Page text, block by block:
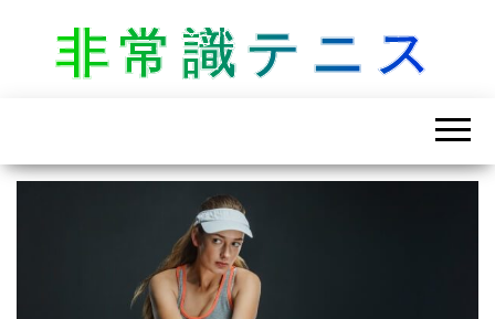
非常識テニス